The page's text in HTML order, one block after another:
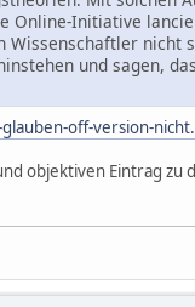
Online-Initiative
nicht
und sagen,
off-version-
objektiven Eintrag zu